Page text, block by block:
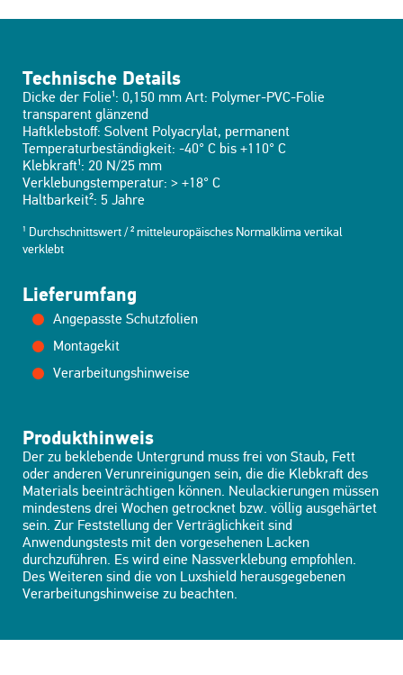
Technische Details
Dicke der Folie¹: 0,150 mm Art: Polymer-PVC-Folie
transparent glänzend
Haftklebstoff: Solvent Polyacrylat, permanent
Temperaturbeständigkeit: -40° C bis +110° C
Klebkraft¹: 20 N/25 mm
Verklebungstemperatur: > +18° C
Haltbarkeit²: 5 Jahre
¹ Durchschnittswert / ² mitteleuropäisches Normalklima vertikal
verklebt
Lieferumfang
Angepasste Schutzfolien
Montagekit
Verarbeitungshinweise
Produkthinweis
Der zu beklebende Untergrund muss frei von Staub, Fett
oder anderen Verunreinigungen sein, die die Klebkraft des
Materials beeinträchtigen können. Neulackierungen müssen
mindestens drei Wochen getrocknet bzw. völlig ausgehärtet
sein. Zur Feststellung der Verträglichkeit sind
Anwendungstests mit den vorgesehenen Lacken
durchzuführen. Es wird eine Nassverklebung empfohlen.
Des Weiteren sind die von Luxshield herausgegebenen
Verarbeitungshinweise zu beachten.